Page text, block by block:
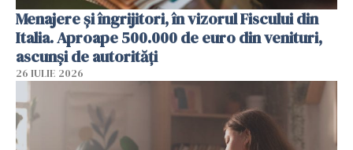
Menajere și îngrijitori, în vizorul Fiscului din
Italia. Aproape 500.000 de euro din venituri,
ascunși de autorități
26 IULIE 2026